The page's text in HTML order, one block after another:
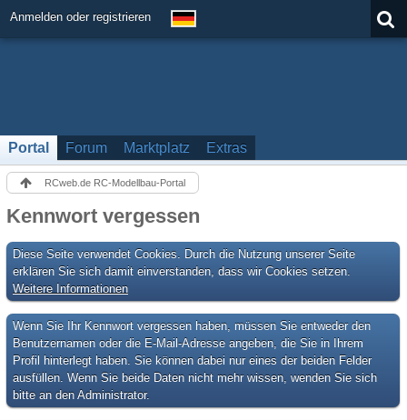
Anmelden oder registrieren
Portal Forum Marktplatz Extras
RCweb.de RC-Modellbau-Portal
Kennwort vergessen
Diese Seite verwendet Cookies. Durch die Nutzung unserer Seite
erklären Sie sich damit einverstanden, dass wir Cookies setzen.
Weitere Informationen
Wenn Sie Ihr Kennwort vergessen haben, müssen Sie entweder den
Benutzernamen oder die E-Mail-Adresse angeben, die Sie in Ihrem
Profil hinterlegt haben. Sie können dabei nur eines der beiden Felder
ausfüllen. Wenn Sie beide Daten nicht mehr wissen, wenden Sie sich
bitte an den Administrator.